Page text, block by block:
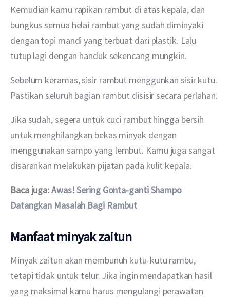
Kemudian kamu rapikan rambut di atas kepala, dan
bungkus semua helai rambut yang sudah diminyaki
dengan topi mandi yang terbuat dari plastik. Lalu
tutup lagi dengan handuk sekencang mungkin.
Sebelum keramas, sisir rambut menggunkan sisir kutu.
Pastikan seluruh bagian rambut disisir secara perlahan.
Jika sudah, segera untuk cuci rambut hingga bersih
untuk menghilangkan bekas minyak dengan
menggunakan sampo yang lembut. Kamu juga sangat
disarankan melakukan pijatan pada kulit kepala.
Baca juga: Awas! Sering Gonta-ganti Shampo
Datangkan Masalah Bagi Rambut
Manfaat minyak zaitun
Minyak zaitun akan membunuh kutu-kutu rambu,
tetapi tidak untuk telur. Jika ingin mendapatkan hasil
yang maksimal kamu harus mengulangi perawatan